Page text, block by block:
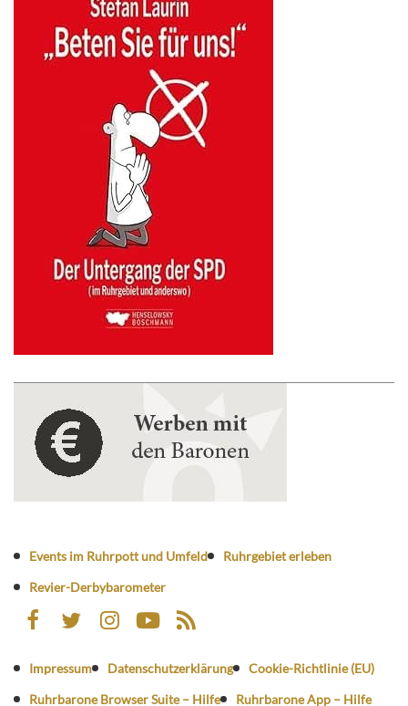
Events im Ruhrpott und Umfeld
Ruhrgebiet erleben
Revier-Derbybarometer
Impressum Datenschutzerklärung
Cookie-Richtlinie (EU)
Ruhrbarone Browser Suite – Hilfe
Ruhrbarone App – Hilfe